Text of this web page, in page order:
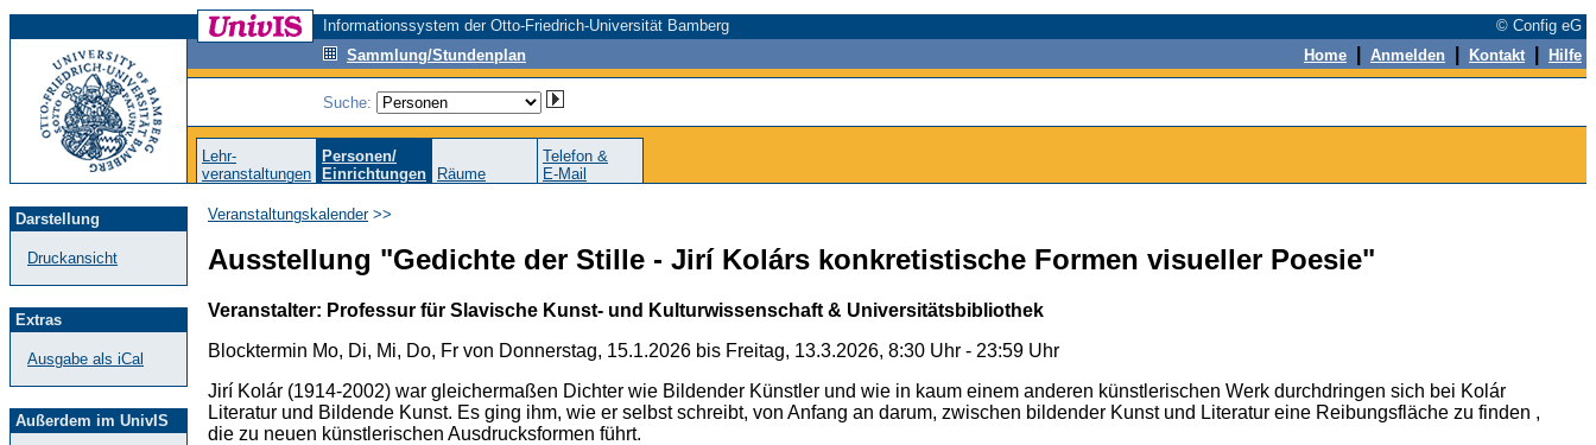
Informationssystem der Otto-Friedrich-Universität Bamberg
© Config eG
Sammlung/Stundenplan
Home Anmelden Kontakt Hilfe
Suche:
Lehr-
veranstaltungen
Personen/
Einrichtungen
Räume
Telefon &
E-Mail
Darstellung
Druckansicht
Extras
Ausgabe als iCal
Außerdem im UnivIS
Veranstaltungskalender>>
Ausstellung "Gedichte der Stille - Jirí Kolárs konkretistische Formen visueller Poesie"
Veranstalter: Professur für Slavische Kunst- und Kulturwissenschaft & Universitätsbibliothek
Blocktermin Mo, Di, Mi, Do, Fr von Donnerstag, 15.1.2026 bis Freitag, 13.3.2026, 8:30 Uhr - 23:59 Uhr
Jirí Kolár (1914-2002) war gleichermaßen Dichter wie Bildender Künstler und wie in kaum einem anderen künstlerischen Werk durchdringen sich bei Kolár
Literatur und Bildende Kunst. Es ging ihm, wie er selbst schreibt, von Anfang an darum, zwischen bildender Kunst und Literatur eine Reibungsfläche zu finden ,
die zu neuen künstlerischen Ausdrucksformen führt.